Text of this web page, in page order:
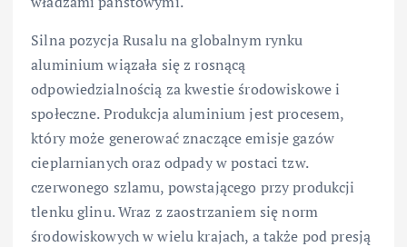
Silna pozycja Rusalu na globalnym rynku
aluminium wiązała się z rosnącą
odpowiedzialnością za kwestie środowiskowe i
społeczne. Produkcja aluminium jest procesem,
który może generować znaczące emisje gazów
cieplarnianych oraz odpady w postaci tzw.
czerwonego szlamu, powstającego przy produkcji
tlenku glinu. Wraz z zaostrzaniem się norm
środowiskowych w wielu krajach, a także pod presją